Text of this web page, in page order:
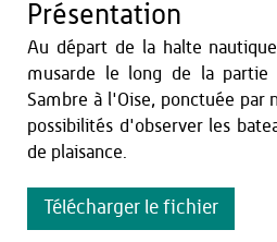
Présentation
Au départ de la halte
musarde le long de la
Sambre à l'Oise, ponctuée par
possibilités d'observer les
de plaisance.
Télécharger le fichier